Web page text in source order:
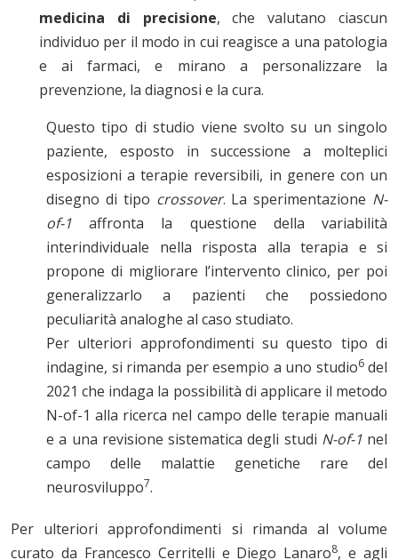
medicina di precisione, che valutano ciascun
individuo per il modo in cui reagisce a una patologia
e ai farmaci, e mirano a personalizzare la
prevenzione, la diagnosi e la cura.
Questo tipo di studio viene svolto su un singolo
paziente, esposto in successione a molteplici
esposizioni a terapie reversibili, in genere con un
disegno di tipo crossover. La sperimentazione N-
of-1 affronta la questione della variabilità
interindividuale nella risposta alla terapia e si
propone di migliorare l’intervento clinico, per poi
generalizzarlo a pazienti che possiedono
peculiarità analoghe al caso studiato.
Per ulteriori approfondimenti su questo tipo di
indagine, si rimanda per esempio a uno studio6del
2021 che indaga la possibilità di applicare il metodo
N-of-1 alla ricerca nel campo delle terapie manuali
e a una revisione sistematica degli studi N-of-1nel
campo delle malattie genetiche rare del
neurosviluppo7.
Per ulteriori approfondimenti si rimanda al volume
curato da Francesco Cerritelli e Diego Lanaro8, e agli